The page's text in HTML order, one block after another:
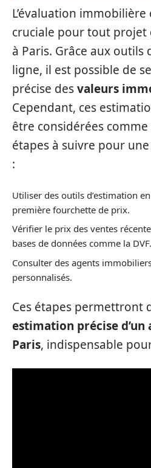
L’évaluation
cruciale pour tout projet
à Paris. Grâce aux outils
ligne, il est possible de
précise desvaleurs
Cependant, ces
être considérées
étapes à suivre pour
:
Utiliser des outils d’estimation
première fourchette de prix.
Vérifier le prix des ventes
bases de données comme la DVF.
Consulter des agents
personnalisés.
Ces étapes permettront
estimation précise
Paris, indispensable